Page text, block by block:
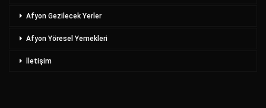
Afyon Gezilecek Yerler
Afyon Yöresel Yemekleri
İletişim